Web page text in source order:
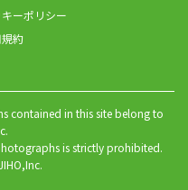
ーポリシー
約
contained in this site belong to
is strictly prohibited.